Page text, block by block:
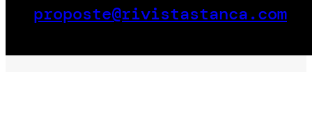
proposte@rivistastanca.com